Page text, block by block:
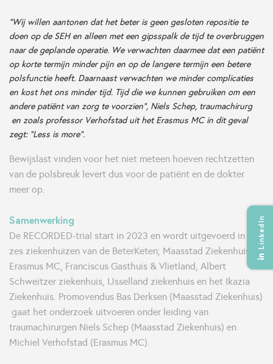
LinkedIn
“Wij willen aantonen dat het beter is geen gesloten repositie te
doen op de SEH en alleen met een gipsspalk de tijd te overbruggen
naar de geplande operatie. We verwachten daarmee dat een patiënt
op korte termijn minder pijn en op de langere termijn een betere
polsfunctie heeft. Daarnaast verwachten we minder complicaties
en kost het ons minder tijd. Tijd die we kunnen gebruiken om een
andere patiënt van zorg te voorzien“, Niels Schep, traumachirurg
en zoals professor Verhofstad uit het Erasmus MC in dit geval
zegt: “Less is more”.
Bewijslast vinden voor het niet meteen hoeven rechtzetten
van de polsbreuk levert dus voor de patiënt en de dokter
meer op.
Samenwerking
De RECORDED-trial start in 2023 en wordt uitgevoerd in de
zes ziekenhuizen van de BeterKeten; Maasstad Ziekenhuis,
Erasmus MC, Franciscus Gasthuis & Vlietland, Albert
Schweitzer ziekenhuis, IJsselland ziekenhuis en het Ikazia
Ziekenhuis. Promovendus Bas Derksen (Maasstad Ziekenhuis)
gaat het onderzoek uitvoeren onder leiding van
traumachirurgen Niels Schep (Maasstad Ziekenhuis) en
Michiel Verhofstad (Erasmus MC).